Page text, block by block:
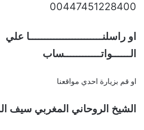
00447451228400
او راسلنــــــــــــــــــــــــا علي
الــــــواتــــــــــــساب
او قم بزيارة احدي مواقعنا
الشيخ الروحاني المغربي سيف